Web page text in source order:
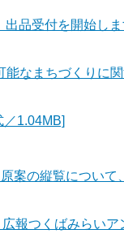
品受付を開始し
なまちづくりに
1.04MB]
案の縦覧につい
報つくばみらいア